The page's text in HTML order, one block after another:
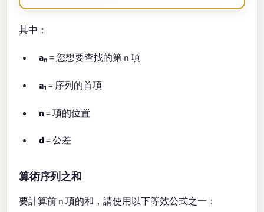
其中：
aₙ= 您想要查找的第 n 項
a₁= 序列的首項
n= 項的位置
d= 公差
算術序列之和
要計算前 n 項的和，請使用以下等效公式之一：